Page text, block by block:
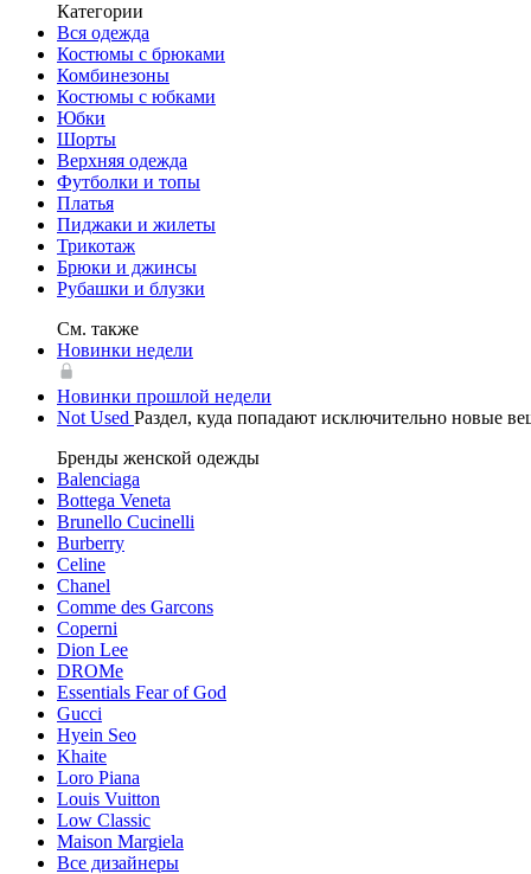
Категории
Вся одежда
Костюмы с брюками
Комбинезоны
Костюмы c юбками
Юбки
Шорты
Верхняя одежда
Футболки и топы
Платья
Пиджаки и жилеты
Трикотаж
Брюки и джинсы
Рубашки и блузки
См. также
Новинки недели
Новинки прошлой недели
Not Used Раздел, куда попадают исключительно новые
Бренды женской одежды
Balenciaga
Bottega Veneta
Brunello Cucinelli
Burberry
Celine
Chanel
Comme des Garcons
Coperni
Dion Lee
DROMe
Essentials Fear of God
Gucci
Hyein Seo
Khaite
Loro Piana
Louis Vuitton
Low Classic
Maison Margiela
Все дизайнеры